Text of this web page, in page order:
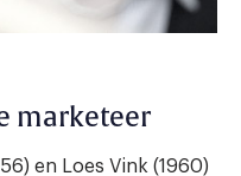
marketeer
en Loes Vink (1960)